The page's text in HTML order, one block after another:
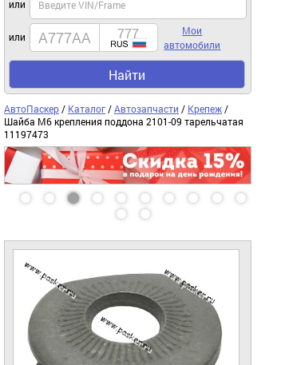
или
или
Мои
автомобили
Найти
АвтоПаскер / Каталог /Автозапчасти / Крепеж /
Шайба М6 крепления поддона 2101-09 тарельчатая
11197473